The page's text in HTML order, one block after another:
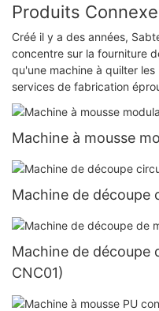
Produits
Créé il y a des années,
concentre sur la fourniture
qu'une machine à quilter
services de fabrication
Machine à mousse
Machine de découpe
Machine de découpe
CNC01)